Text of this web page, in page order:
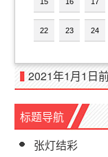
22 23 24
2021年1月1日
标题导航
张灯结彩